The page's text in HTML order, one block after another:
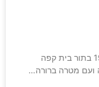
רשת קפה גרג החלה את דרכה בשנת 1994 בתור בית קפה
ועם מטרה ברורה…